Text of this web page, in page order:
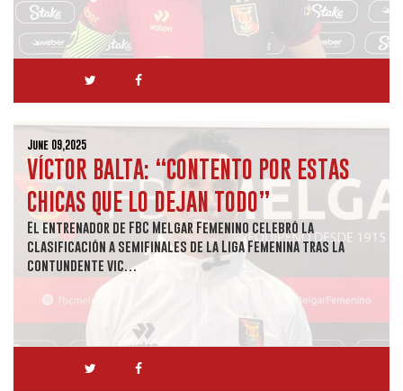
June 09,2025
VÍCTOR BALTA: “CONTENTO POR ESTAS
CHICAS QUE LO DEJAN TODO”
El entrenador de FBC Melgar Femenino celebró la
clasificación a semifinales de la Liga Femenina tras la
contundente vic…